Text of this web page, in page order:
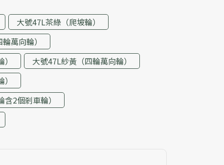
大號47L茶綠（爬坡輪）
萬向輪）
大號47L紗黃（四輪萬向輪）
2個剎車輪）